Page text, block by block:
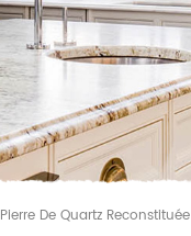
Pierre De Quartz Reconstituée